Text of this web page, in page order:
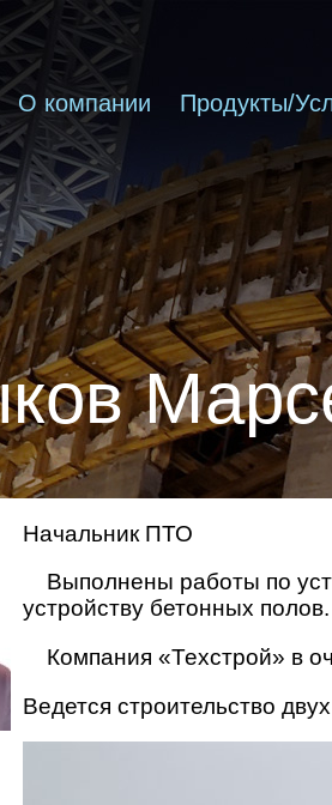
О компании Продукты/
Начальник ПТО
Выполнены работы по
устройству бетонных полов.
Компания «Техстрой» в
Ведется строительство